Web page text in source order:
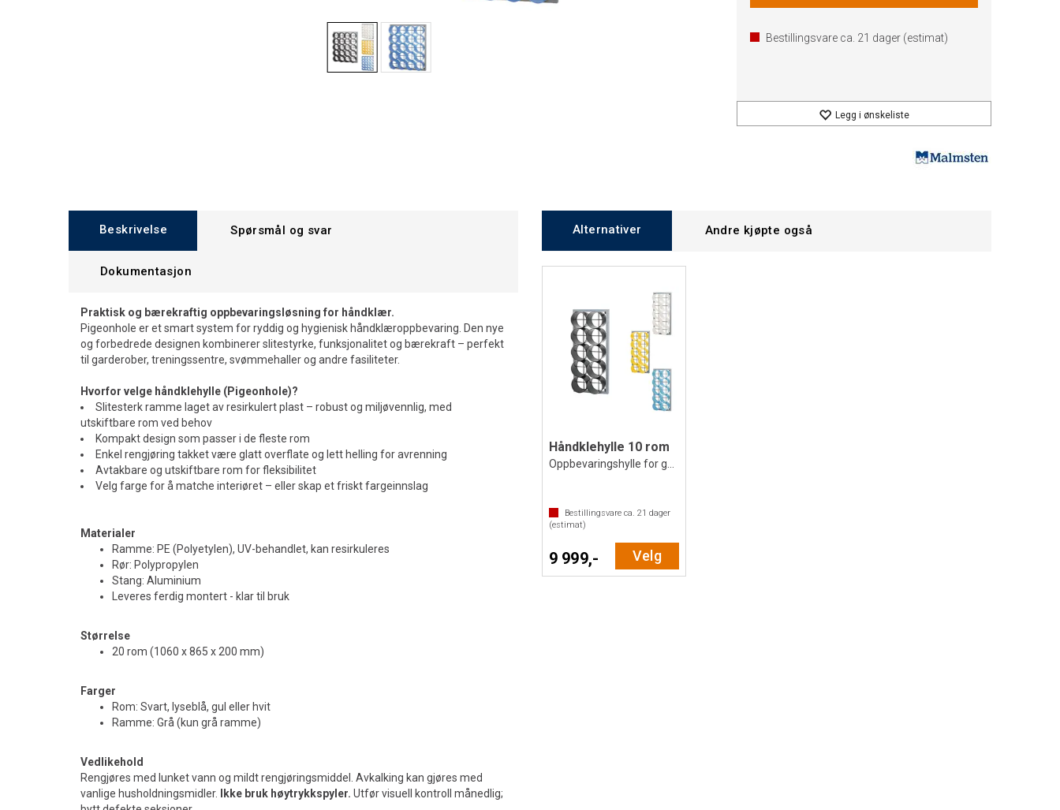
Bestillingsvare ca. 21 dager (estimat)
Legg i ønskeliste
Beskrivelse Spørsmål og svar
Dokumentasjon
Praktisk og bærekraftig oppbevaringsløsning for håndklær.
Pigeonhole er et smart system for ryddig og hygienisk håndklæroppbevaring. Den nye
og forbedrede designen kombinerer slitestyrke, funksjonalitet og bærekraft – perfekt
til garderober, treningssentre, svømmehaller og andre fasiliteter.
Hvorfor velge håndklehylle (Pigeonhole)?
Slitesterk ramme laget av resirkulert plast – robust og miljøvennlig, med
utskiftbare rom ved behov
Kompakt design som passer i de fleste rom
Enkel rengjøring takket være glatt overflate og lett helling for avrenning
Avtakbare og utskiftbare rom for fleksibilitet
Velg farge for å matche interiøret – eller skap et friskt fargeinnslag
Materialer
Ramme: PE (Polyetylen), UV-behandlet, kan resirkuleres
Rør: Polypropylen
Stang: Aluminium
Leveres ferdig montert - klar til bruk
Størrelse
20 rom (1060 x 865 x 200 mm)
Farger
Rom: Svart, lyseblå, gul eller hvit
Ramme: Grå (kun grå ramme)
Vedlikehold
Rengjøres med lunket vann og mildt rengjøringsmiddel. Avkalking kan gjøres med
vanlige husholdningsmidler.
Ikke bruk høytrykkspyler. Utfør visuell kontroll månedlig;
Alternativer Andre kjøpte også
Håndklehylle 10 rom
Bestillingsvare ca. 21 dager
(estimat)
9 999,- Velg